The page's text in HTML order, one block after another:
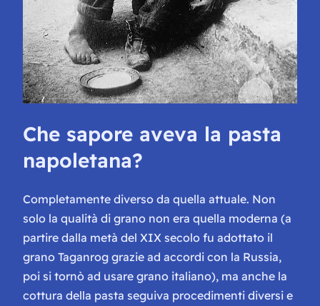
Che sapore aveva la pasta
napoletana?
Completamente diverso da quella attuale. Non
solo la qualità di grano non era quella moderna (a
partire dalla metà del XIX secolo fu adottato il
grano Taganrog grazie ad accordi con la Russia,
poi si tornò ad usare grano italiano), ma anche la
cottura della pasta seguiva procedimenti diversi e